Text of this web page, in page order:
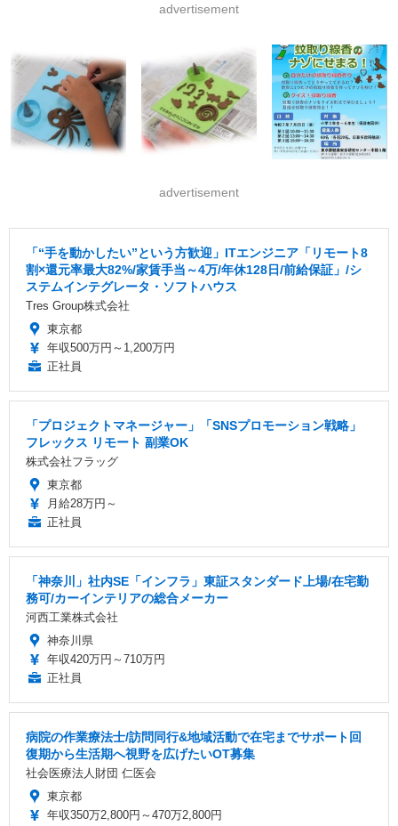
advertisement
advertisement
「“手を動かしたい”という方歓迎」ITエンジニア「リモート8
割×還元率最大82%/家賃手当～4万/年休128日/前給保証」/シ
ステムインテグレータ・ソフトハウス
Tres Group株式会社
東京都
年収500万円～1,200万円
正社員
「プロジェクトマネージャー」「SNSプロモーション戦略」
フレックス リモート 副業OK
株式会社フラッグ
東京都
月給28万円～
正社員
「神奈川」社内SE「インフラ」東証スタンダード上場/在宅勤
務可/カーインテリアの総合メーカー
河西工業株式会社
神奈川県
年収420万円～710万円
正社員
病院の作業療法士/訪問同行&地域活動で在宅までサポート回
復期から生活期へ視野を広げたいOT募集
社会医療法人財団 仁医会
東京都
年収350万2,800円～470万2,800円